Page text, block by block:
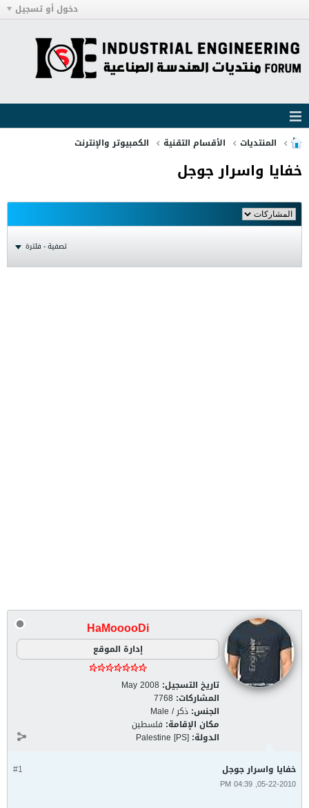
دخول أو تسجيل
المنتديات الأقسام التقنية الكمبيوتر والإنترنت
خفايا واسرار جوجل
تصفية - فلترة
HaMooooDi
إدارة الموقع
تاريخ التسجيل: May 2008
المشاركات: 7768
الجنس: ذكر / Male
مكان الإقامة: فلسطين
الدولة: Palestine [PS]
#1 خفايا واسرار جوجل
05-22-2010, 04:39 PM